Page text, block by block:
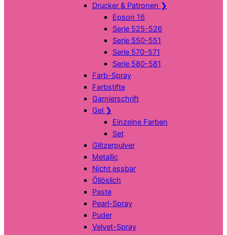
Drucker & Patronen ❯
Epson 16
Serie 525-526
Serie 550-551
Serie 570-571
Serie 580-581
Farb-Spray
Farbstifte
Garnierschrift
Gel ❯
Einzelne Farben
Set
Glitzerpulver
Metallic
Nicht essbar
Öllöslich
Paste
Pearl-Spray
Puder
Velvet-Spray